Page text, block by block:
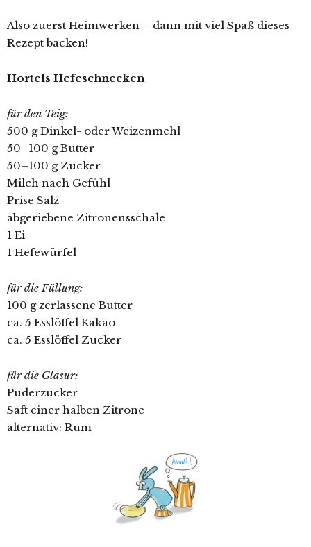
Also zuerst Heimwerken – dann mit viel Spaß dieses
Rezept backen!
Hortels Hefeschnecken
für den Teig:
500 g Dinkel- oder Weizenmehl
50–100 g Butter
50–100 g Zucker
Milch nach Gefühl
Prise Salz
abgeriebene Zitronensschale
1 Ei
1 Hefewürfel
für die Füllung:
100 g zerlassene Butter
ca. 5 Esslöffel Kakao
ca. 5 Esslöffel Zucker
für die Glasur:
Puderzucker
Saft einer halben Zitrone
alternativ: Rum